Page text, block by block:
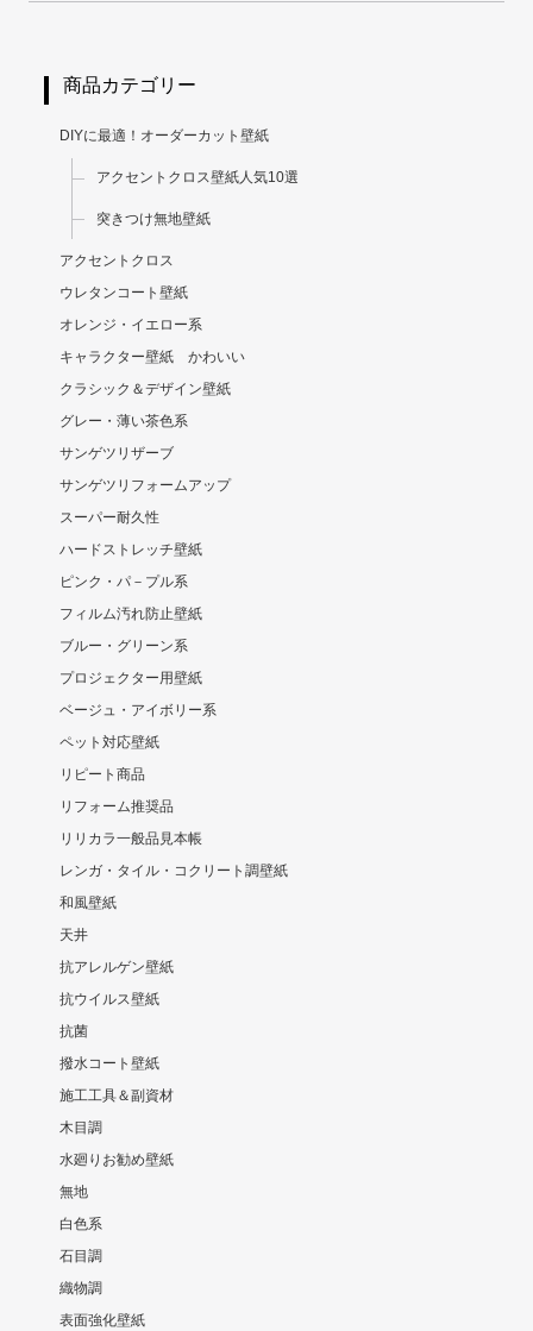
商品カテゴリー
DIYに最適！オーダーカット壁紙
アクセントクロス壁紙人気10選
突きつけ無地壁紙
アクセントクロス
ウレタンコート壁紙
オレンジ・イエロー系
キャラクター壁紙 かわいい
クラシック＆デザイン壁紙
グレー・薄い茶色系
サンゲツリザーブ
サンゲツリフォームアップ
スーパー耐久性
ハードストレッチ壁紙
ピンク・パ－プル系
フィルム汚れ防止壁紙
ブルー・グリーン系
プロジェクター用壁紙
ベージュ・アイボリー系
ペット対応壁紙
リピート商品
リフォーム推奨品
リリカラ一般品見本帳
レンガ・タイル・コクリート調壁紙
和風壁紙
天井
抗アレルゲン壁紙
抗ウイルス壁紙
抗菌
撥水コート壁紙
施工工具＆副資材
木目調
水廻りお勧め壁紙
無地
白色系
石目調
織物調
表面強化壁紙